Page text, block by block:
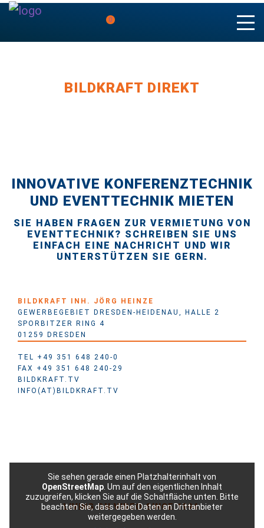
0
BILDKRAFT DIREKT
INNOVATIVE KONFERENZTECHNIK
UND EVENTTECHNIK MIETEN
SIE HABEN FRAGEN ZUR VERMIETUNG VON
EVENTTECHNIK? SCHREIBEN SIE UNS
EINFACH EINE NACHRICHT UND WIR
UNTERSTÜTZEN SIE GERN.
BILDKRAFT INH. JÖRG HEINZE
GEWERBEGEBIET DRESDEN-HEIDENAU, HALLE 2
SPORBITZER RING 4
01259 DRESDEN
TEL +49 351 648 240-0
FAX +49 351 648 240-29
BILDKRAFT.TV
INFO(AT)BILDKRAFT.TV
Sie sehen gerade einen Platzhalterinhalt von
OpenStreetMap . Um auf den eigentlichen Inhalt
zuzugreifen, klicken Sie auf die Schaltfläche unten. Bitte
beachten Sie, dass dabei Daten an Drittanbieter
weitergegeben werden.
LIVING ON VIDEO SINCE 1994.